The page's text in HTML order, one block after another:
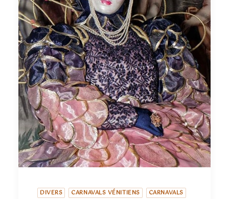
DIVERS CARNAVALS VÉNITIENS CARNAVALS